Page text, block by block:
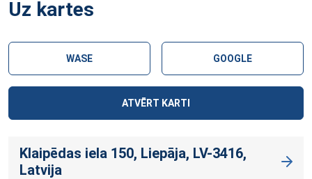
Uz kartes
WASE GOOGLE
ATVĒRT KARTI
Klaipēdas iela 150, Liepāja, LV-3416,
Latvija